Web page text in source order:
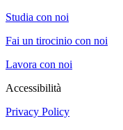
Studia con noi
Fai un tirocinio con noi
Lavora con noi
Accessibilità
Privacy Policy